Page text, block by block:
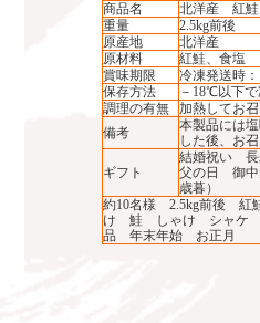
商品名
北洋産 紅鮭
重量
2.5kg前後
原産地
北洋産
原材料
紅鮭、食塩
賞味期限
冷凍発送時
保存方法
－18℃以下
調理の有無
加熱してお
備考
本製品には
した後、お
ギフト
結婚祝い
父の日 御
歳暮）
約10名様 2.5kg前後
け 鮭 しゃけ シャケ
品 年末年始 お正月